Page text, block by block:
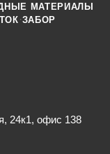
24к1, офис 138
МАТЕРИАЛЫ
·ЗАБОР